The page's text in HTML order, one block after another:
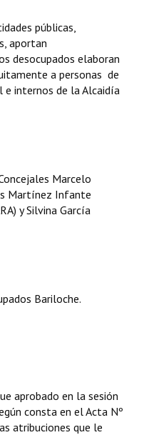
públicas,
aportan
desocupados elaboran
a personas de
e internos de la Alcaidía
Marcelo
Martínez Infante
y Silvina García
Bariloche.
aprobado en la sesión
consta en el Acta Nº
atribuciones que le